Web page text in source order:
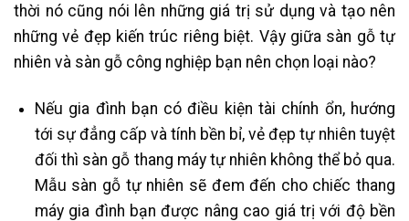
thời nó cũng nói lên những giá trị sử dụng và tạo nên
những vẻ đẹp kiến trúc riêng biệt. Vậy giữa sàn gỗ tự
nhiên và sàn gỗ công nghiệp bạn nên chọn loại nào?
Nếu gia đình bạn có điều kiện tài chính ổn, hướng
tới sự đẳng cấp và tính bền bỉ, vẻ đẹp tự nhiên tuyệt
đối thì sàn gỗ thang máy tự nhiên không thể bỏ qua.
Mẫu sàn gỗ tự nhiên sẽ đem đến cho chiếc thang
máy gia đình bạn được nâng cao giá trị với độ bền